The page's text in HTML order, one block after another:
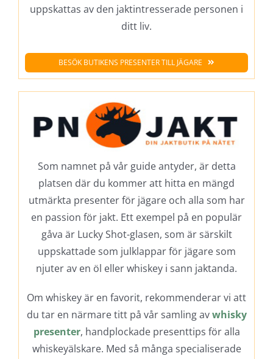
uppskattas av den jaktintresserade personen i
ditt liv.
BESÖK BUTIKENS PRESENTER TILL JÄGARE
Som namnet på vår guide antyder, är detta
platsen där du kommer att hitta en mängd
utmärkta presenter för jägare och alla som har
en passion för jakt. Ett exempel på en populär
gåva är Lucky Shot-glasen, som är särskilt
uppskattade som julklappar för jägare som
njuter av en öl eller whiskey i sann jaktanda.
Om whiskey är en favorit, rekommenderar vi att
du tar en närmare titt på vår samling avwhisky
presenter, handplockade presenttips för alla
whiskeyälskare. Med så många specialiserade